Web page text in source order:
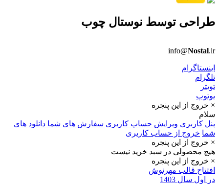
طراحی توسط نوستال چوب
info@Nostal.ir
اینستاگرام
تلگرام
تویتر
یوتوپ
× خروج از این پنجره
سلام
پنل کاربری ویرایش حساب کاربری سفارش های شما دانلود های
شما خروج از حساب کاربری
× خروج از این پنجره
هیچ محصولی در سبد خرید نیست
× خروج از این پنجره
افتتاح قالب مهرنوش
در اول سال 1403